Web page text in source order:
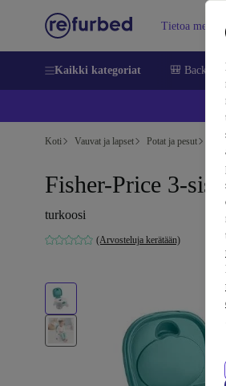
Tietoa meistä
Kaikki kategoriat 🎒 Back to
Koti Vauvat ja lapset Potat ja pesut
Fisher-Price 3-
turkoosi
(Arvosteluja kerätään)